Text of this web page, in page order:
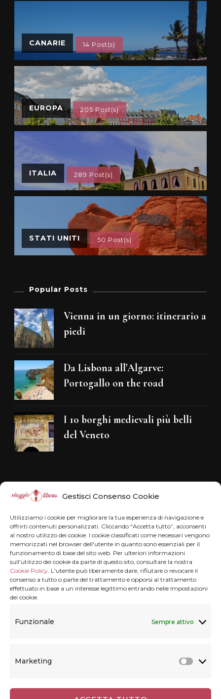
Gestisci Consenso Cookie
Utilizziamo i cookie per migliorare la tua esperienza di navigazione e
offrirti contenuti personalizzati. Cliccando “Accetta tutto”, acconsenti
al nostro utilizzo dei cookie. I cookie classificati come necessari vengono
memorizzati nel browser dell'utente in quanto sono essenziali per il
funzionamento di base del sito web. Per ulteriori informazioni
sull'utilizzo dei cookie da parte di questo sito, consultare la nostra
Cookie Policy. L'utente può liberamente dare, rifiutare o revocare il
consenso a tutto o parte del trattamento e opporsi al trattamento
effettuato in base a un interesse legittimo entrando nelle Impostazioni
dei cookie.
Funzionale Sempre attivo
Marketing
CANARIE 14 Post(s)
EUROPA 205 Post(s)
ITALIA 289 Post(s)
STATI UNITI 50 Post(s)
Popular Posts
Vienna in un giorno: itinerario a
piedi
Da Lisbona all’Algarve:
Portogallo on the road
I 10 borghi medievali più belli
del Veneto
testata giornalistica in quanto viene aggiornato
senza alcuna periodicità . Non può pertanto
considerarsi un prodotto editoriale ai sensi della
legge n° 62 del 7.03.2001.Disclaimer
Cookie Policy (UE)